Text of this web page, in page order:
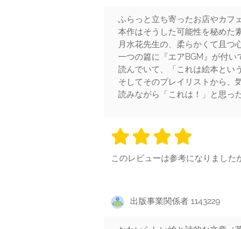
ふらっと立ち寄ったお店やカフ
本作はそうした可能性を秘めた
月水花先生の、柔らかくて且つ
一つの篇に『エアBGM』が付い
読んでいて、「これは絵本とい
そしてそのプレイリストから、
読みながら「これは！」と思っ
4 stars
4 stars
4 stars
このレビューは参考になりました
出版事業関係者 1143229